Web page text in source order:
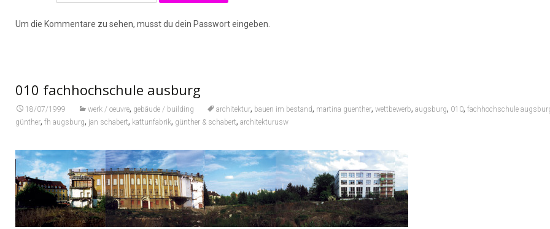
Um die Kommentare zu sehen, musst du dein Passwort eingeben.
010 fachhochschule ausburg
18/07/1999 werk / oeuvre, gebäude / building architektur, bauen im bestand, martina guenther,wettbewerb,augsburg, 010,fachhochschule
günther,fh augsburg, jan schabert, kattunfabrik, günther & schabert,architekturusw